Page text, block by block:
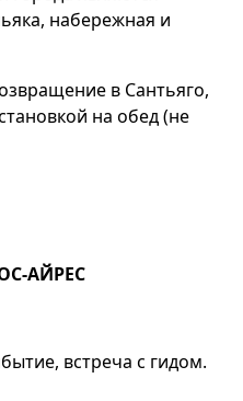
набережная и
в Сантьяго,
на обед (не
АЙРЕС
встреча с гидом.